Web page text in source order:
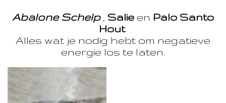
Abalone Schelp, Salie en Palo Santo
Hout
Alles wat je nodig hebt om negatieve
energie los te laten.